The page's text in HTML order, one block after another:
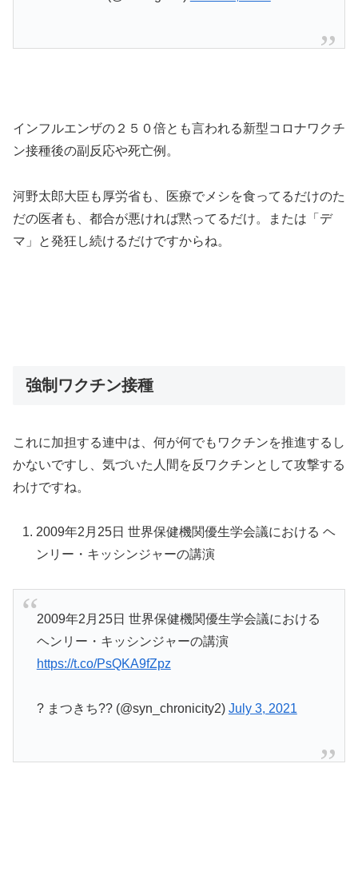
インフルエンザの２５０倍とも言われる新型コロナワクチ
ン接種後の副反応や死亡例。
河野太郎大臣も厚労省も、医療でメシを食ってるだけのた
だの医者も、都合が悪ければ黙ってるだけ。または「デ
マ」と発狂し続けるだけですからね。
強制ワクチン接種
これに加担する連中は、何が何でもワクチンを推進するし
かないですし、気づいた人間を反ワクチンとして攻撃する
わけですね。
2009年2月25日 世界保健機関優生学会議における ヘ
ンリー・キッシンジャーの講演
2009年2月25日 世界保健機関優生学会議における
ヘンリー・キッシンジャーの講演
https://t.co/PsQKA9fZpz
? まつきち?? (@syn_chronicity2) July 3, 2021